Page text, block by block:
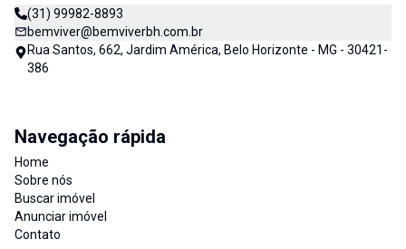
(31) 99982-8893
bemviver@bemviverbh.com.br
Rua Santos, 662, Jardim América, Belo Horizonte - MG - 30421-
386
Navegação rápida
Home
Sobre nós
Buscar imóvel
Anunciar imóvel
Contato